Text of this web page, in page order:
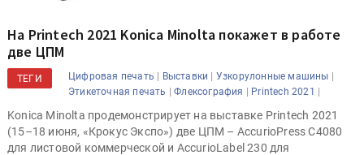
На Printech 2021 Konica Minolta покажет в работе
две ЦПМ
ТЕГИ Цифровая печать | Выставки | Узкорулонные машины |
Этикеточная печать |Флексография | Printech 2021 |
Konica Minolta продемонстрирует на выставке Printech 2021
(15–18 июня, «Крокус Экспо») две ЦПМ – AccurioPress C4080
для листовой коммерческой и AccurioLabel 230 для